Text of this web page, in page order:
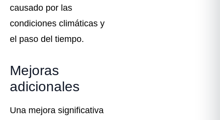
causado por las
condiciones climáticas y
el paso del tiempo.
Mejoras
adicionales
Una mejora significativa